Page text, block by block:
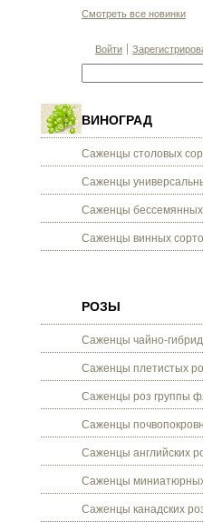
Смотреть все новинки
Войти
ВИНОГРАД
Саженцы столовых
Саженцы
Саженцы бессемянных
Саженцы винных
РОЗЫ
Саженцы чайно-
Саженцы плетистых
Саженцы роз группы
Саженцы
Саженцы английских
Саженцы
Саженцы канадских